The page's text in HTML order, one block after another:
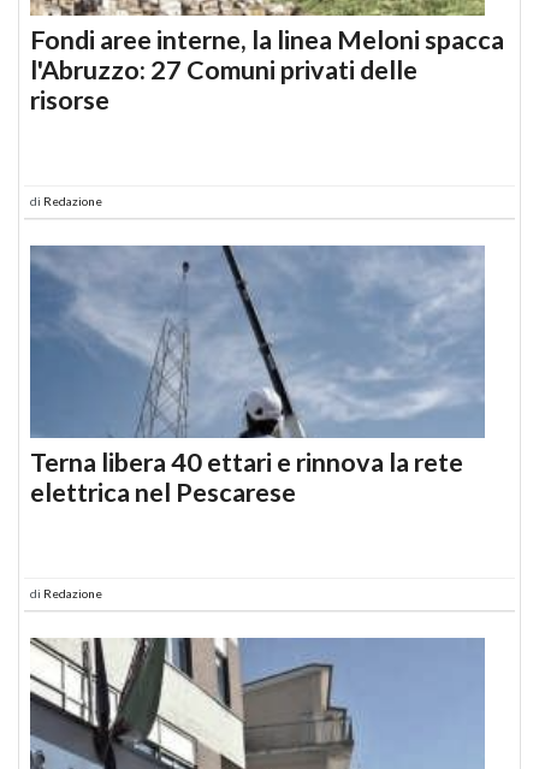
Fondi aree interne, la linea Meloni spacca
l'Abruzzo: 27 Comuni privati delle
risorse
di Redazione
Terna libera 40 ettari e rinnova la rete
elettrica nel Pescarese
di Redazione